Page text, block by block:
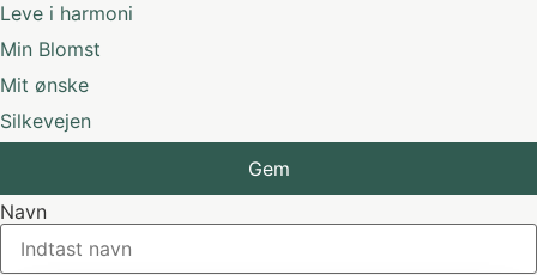
Leve i harmoni
Min Blomst
Mit ønske
Silkevejen
Gem
Navn